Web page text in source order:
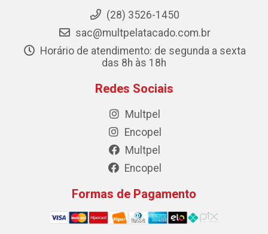
(28) 3526-1450
sac@multpelatacado.com.br
Horário de atendimento: de segunda a sexta
das 8h às 18h
Redes Sociais
Multpel
Encopel
Multpel
Encopel
Formas de Pagamento